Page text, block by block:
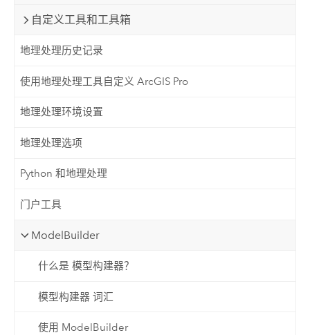
自定义工具和工具箱
地理处理历史记录
使用地理处理工具自定义 ArcGIS Pro
地理处理环境设置
地理处理选项
Python 和地理处理
门户工具
ModelBuilder
什么是 模型构建器？
模型构建器 词汇
使用 ModelBuilder